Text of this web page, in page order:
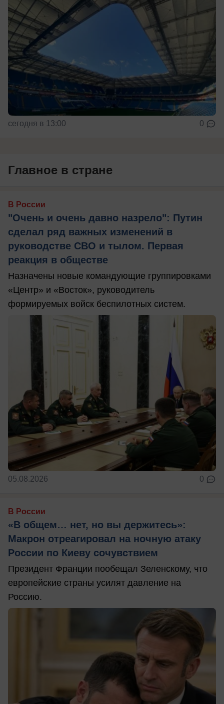
сегодня в 13:00 0
Главное в стране
В России
"Очень и очень давно назрело": Путин
сделал ряд важных изменений в
руководстве СВО и тылом. Первая
реакция в обществе
Назначены новые командующие группировками
«Центр» и «Восток», руководитель
формируемых войск беспилотных систем.
05.08.2026 0
В России
«В общем… нет, но вы держитесь»:
Макрон отреагировал на ночную атаку
России по Киеву сочувствием
Президент Франции пообещал Зеленскому, что
европейские страны усилят давление на
Россию.